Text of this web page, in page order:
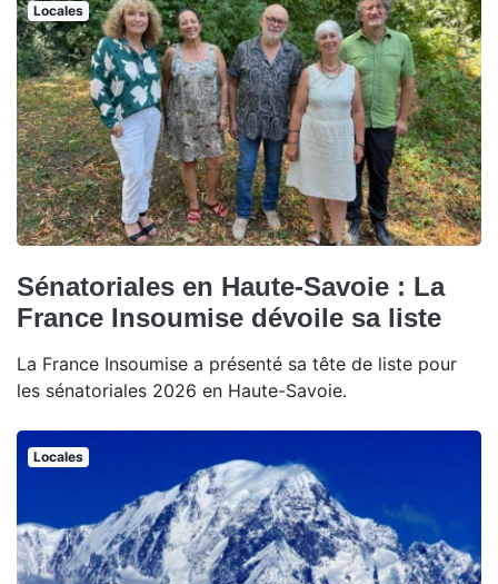
Locales
Sénatoriales en Haute-Savoie : La
France Insoumise dévoile sa liste
La France Insoumise a présenté sa tête de liste pour
les sénatoriales 2026 en Haute-Savoie.
Locales